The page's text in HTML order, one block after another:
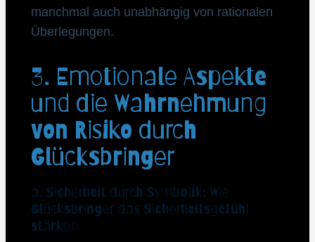
manchmal auch unabhängig von rationalen
Überlegungen.
3. Emotionale Aspekte
und die Wahrnehmung
von Risiko durch
Glücksbringer
a. Sicherheit durch Symbolik: Wie
Glücksbringer das Sicherheitsgefühl
stärken